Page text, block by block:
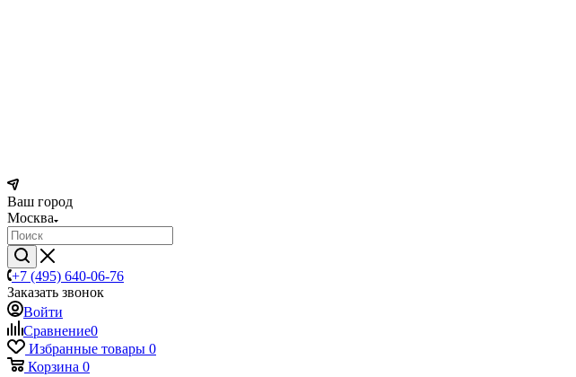
Ваш город
Москва
+7 (495) 640-06-76
Заказать звонок
Войти
Сравнение0
Избранные товары 0
Корзина 0